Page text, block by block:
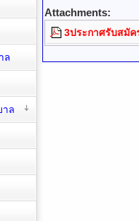
Attachments:
3ประกาศรับสมั
ล
าล